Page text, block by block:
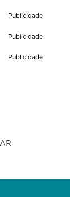
Publicidade
Publicidade
Publicidade